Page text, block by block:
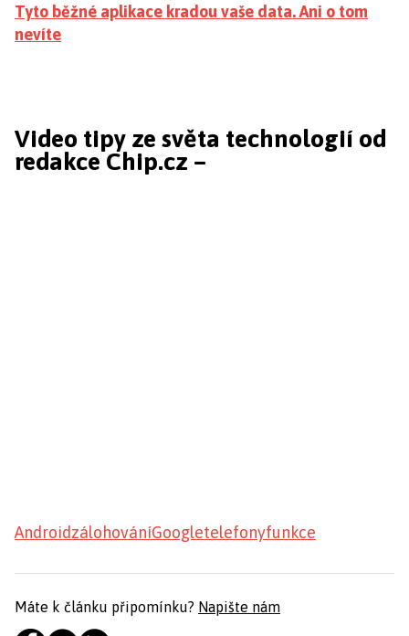
Tyto běžné aplikace kradou vaše data. Ani o tom
nevíte
Video tipy ze světa technologií od
redakce Chip.cz –
AndroidzálohováníGoogletelefonyfunkce
Máte k článku připomínku? Napište nám